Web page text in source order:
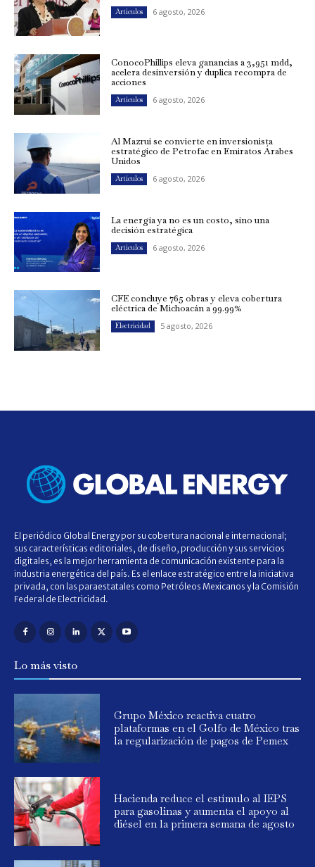
Artículos 6 agosto, 2026
ConocoPhillips eleva ganancias a 3,951 mdd,
acelera desinversión y duplica recompra de
acciones
Artículos 6 agosto, 2026
Al Mazrui se convierte en inversionista
estratégico de Petrofac en Emiratos Árabes
Unidos
Artículos 6 agosto, 2026
La energía ya no es un costo, sino una
decisión estratégica
Artículos 6 agosto, 2026
CFE concluye 765 obras y eleva cobertura
eléctrica de Michoacán a 99.99%
Electricidad 5 agosto, 2026
El periódico Global Energy por su cobertura nacional e internacional;
sus características editoriales, de diseño, producción y sus servicios
digitales, es la mejor herramienta de comunicación existente para la
industria energética del país. Es el enlace estratégico entre la iniciativa
privada, con las paraestatales como Petróleos Mexicanos y la Comisión
Federal de Electricidad.
Lo más visto
Grupo México reactiva cuatro
plataformas en el Golfo de México tras
la regularización de pagos de Pemex
Hacienda reduce el estímulo al IEPS
para gasolinas y aumenta el apoyo al
diésel en la primera semana de agosto